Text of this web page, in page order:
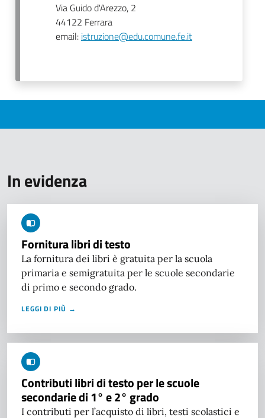
Via Guido d'Arezzo, 2
44122 Ferrara
email: istruzione@edu.comune.fe.it
In evidenza
Fornitura libri di testo
La fornitura dei libri è gratuita per la scuola
primaria e semigratuita per le scuole secondarie
di primo e secondo grado.
LEGGI DI PIÙ →
Contributi libri di testo per le scuole
secondarie di 1° e 2° grado
I contributi per l’acquisto di libri, testi scolastici e